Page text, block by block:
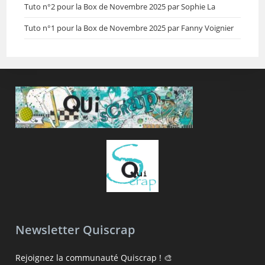
Tuto n°2 pour la Box de Novembre 2025 par Sophie La
Tuto n°1 pour la Box de Novembre 2025 par Fanny Voignier
Newsletter Quiscrap
Rejoignez la communauté Quiscrap ! 🎨